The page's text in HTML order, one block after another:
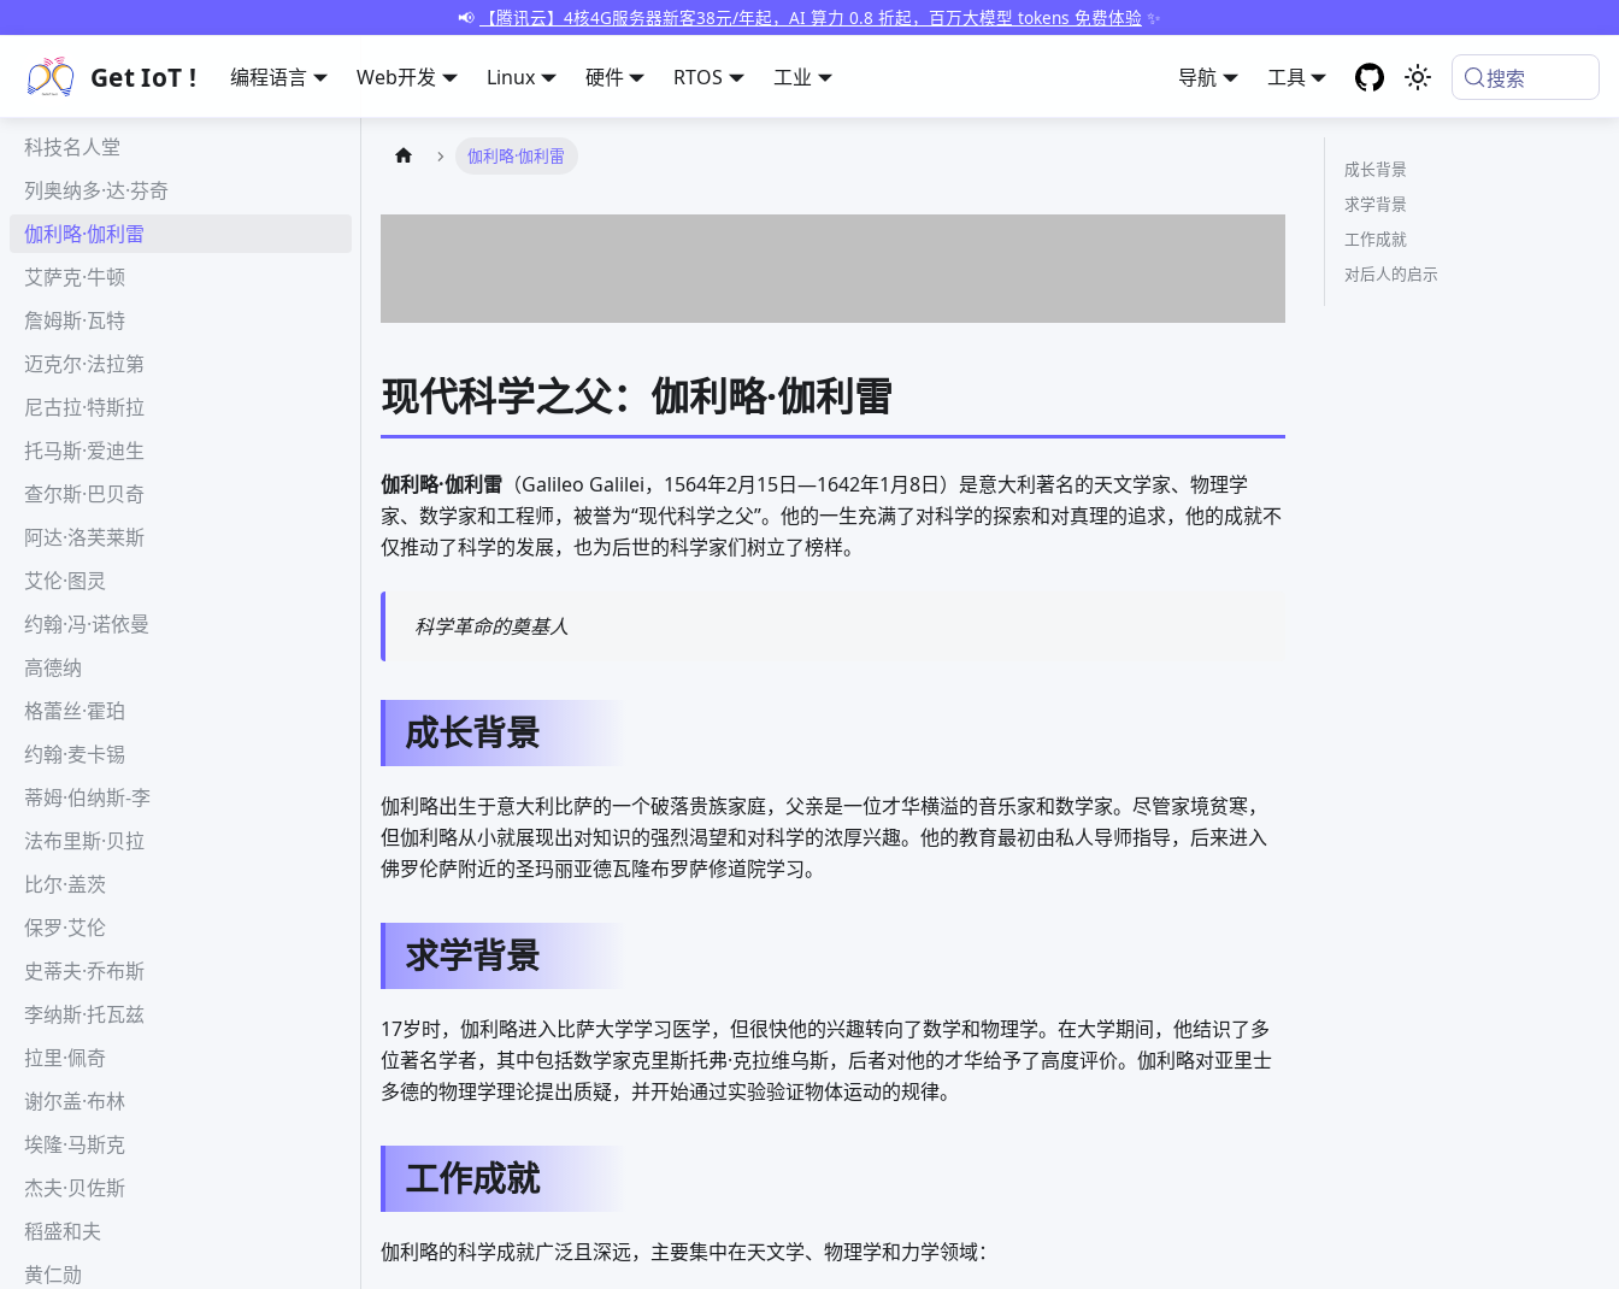
📢 【腾讯云】4核4G服务器新客38元/年起，AI 算力 0.8 折起，百万大模型 tokens 免费体验 ✨
Get IoT ! 编程语言 Web开发 Linux 硬件 RTOS 工业 导航 工具 搜索
科技名人堂
列奥纳多·达·芬奇
伽利略·伽利雷
艾萨克·牛顿
詹姆斯·瓦特
迈克尔·法拉第
尼古拉·特斯拉
托马斯·爱迪生
查尔斯·巴贝奇
阿达·洛芙莱斯
艾伦·图灵
约翰·冯·诺依曼
高德纳
格蕾丝·霍珀
约翰·麦卡锡
蒂姆·伯纳斯-李
法布里斯·贝拉
比尔·盖茨
保罗·艾伦
史蒂夫·乔布斯
李纳斯·托瓦兹
拉里·佩奇
谢尔盖·布林
埃隆·马斯克
杰夫·贝佐斯
稻盛和夫
黄仁勋
伽利略·伽利雷
现代科学之父：伽利略·伽利雷
伽利略·伽利雷 （Galileo Galilei，1564年2月15日—1642年1月8日）是意大利著名的天文学家、物理学
家、数学家和工程师，被誉为“现代科学之父”。他的一生充满了对科学的探索和对真理的追求，他的成就不
仅推动了科学的发展，也为后世的科学家们树立了榜样。
科学革命的奠基人
成长背景
伽利略出生于意大利比萨的一个破落贵族家庭，父亲是一位才华横溢的音乐家和数学家。尽管家境贫寒，
但伽利略从小就展现出对知识的强烈渴望和对科学的浓厚兴趣。他的教育最初由私人导师指导，后来进入
佛罗伦萨附近的圣玛丽亚德瓦隆布罗萨修道院学习。
求学背景
17岁时，伽利略进入比萨大学学习医学，但很快他的兴趣转向了数学和物理学。在大学期间，他结识了多
位著名学者，其中包括数学家克里斯托弗·克拉维乌斯，后者对他的才华给予了高度评价。伽利略对亚里士
多德的物理学理论提出质疑，并开始通过实验验证物体运动的规律。
工作成就
伽利略的科学成就广泛且深远，主要集中在天文学、物理学和力学领域：
成长背景
求学背景
工作成就
对后人的启示